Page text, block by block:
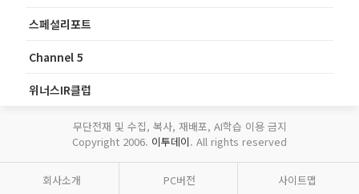
스페셜리포트
Channel 5
위너스IR클럽
무단전재 및 수집, 복사, 재배포, AI학습 이용 금지
Copyright 2006. 이투데이. All rights reserved
회사소개 PC버전 사이트맵